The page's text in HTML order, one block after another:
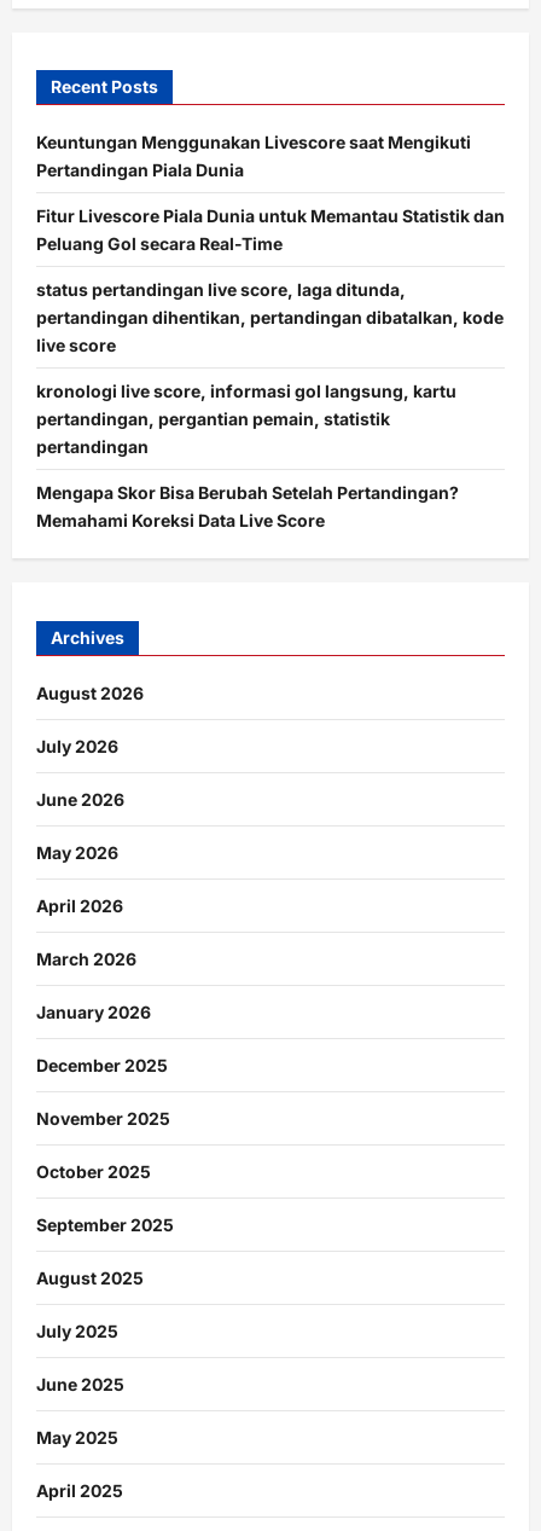
Recent Posts
Keuntungan Menggunakan Livescore saat Mengikuti
Pertandingan Piala Dunia
Fitur Livescore Piala Dunia untuk Memantau Statistik dan
Peluang Gol secara Real-Time
status pertandingan live score, laga ditunda,
pertandingan dihentikan, pertandingan dibatalkan, kode
live score
kronologi live score, informasi gol langsung, kartu
pertandingan, pergantian pemain, statistik
pertandingan
Mengapa Skor Bisa Berubah Setelah Pertandingan?
Memahami Koreksi Data Live Score
Archives
August 2026
July 2026
June 2026
May 2026
April 2026
March 2026
January 2026
December 2025
November 2025
October 2025
September 2025
August 2025
July 2025
June 2025
May 2025
April 2025